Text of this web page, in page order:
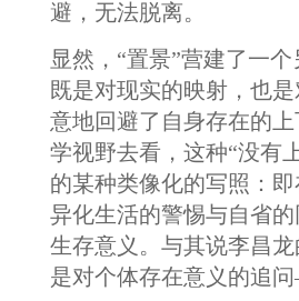
避，无法脱离。
显然，“置景”营建了一
既是对现实的映射，也
意地回避了自身存在的
学视野去看，这种“没有
的某种类像化的写照：
异化生活的警惕与自省
生存意义。与其说李昌
是对个体存在意义的追